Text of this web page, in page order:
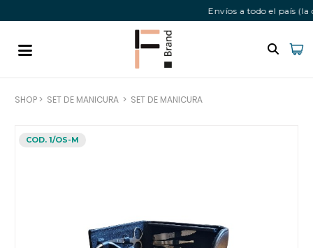
Envíos a todo el país
SET DE MANICURA
>
SET DE MANICURA
>
SHOP
COD. 1/OS-M